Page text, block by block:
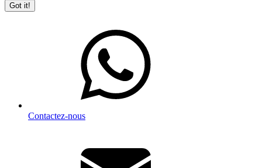
Got it!
Contactez-nous